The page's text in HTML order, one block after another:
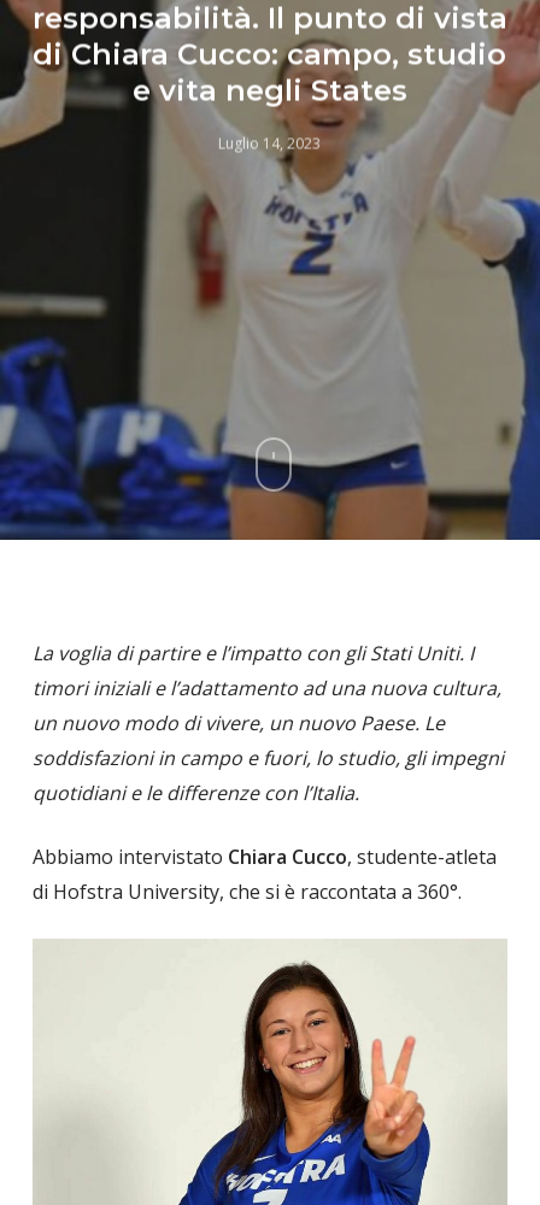
responsabilità. Il punto di vista
di Chiara Cucco: campo, studio
e vita negli States
Luglio 14, 2023
La voglia di partire e l’impatto con gli Stati Uniti. I
timori iniziali e l’adattamento ad una nuova cultura,
un nuovo modo di vivere, un nuovo Paese. Le
soddisfazioni in campo e fuori, lo studio, gli impegni
quotidiani e le differenze con l’Italia.
Abbiamo intervistato Chiara Cucco, studente-atleta
di Hofstra University, che si è raccontata a 360°.